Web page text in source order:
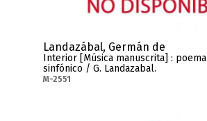
Landazábal, Germán de
Interior [Música manuscrita] : poema
sinfónico / G. Landazabal.
M-2551